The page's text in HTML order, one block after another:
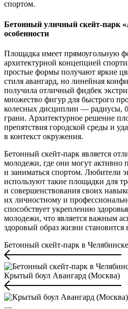
спортом.
Бетонный уличный скейт-парк
особенности
Площадка имеет прямоугольную
архитектурной концепцией
простые формы получают яркие
стиля авангард, но линейная
получила отличный фидбек
множество фигур для быстрого
колесных дисциплин — радиусы,
грани. Архитектурное решение
препятствия городской среды и
в контекст окружения.
Бетонный скейт-парк является
молодежи, где они могут активно
и заниматься спортом. Любители
используют такие площадки для
и совершенствования своих
их личностному и
способствует укреплению
молодежи, что является важным
здоровый образ жизни становится
Бетонный скейт-парк в Челябинске
Крытый боул Авангард (Москва)